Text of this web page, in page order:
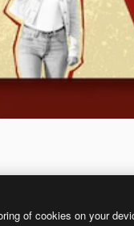
of cookies on your